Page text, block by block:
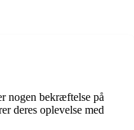
nogen bekræftelse på
deres oplevelse med